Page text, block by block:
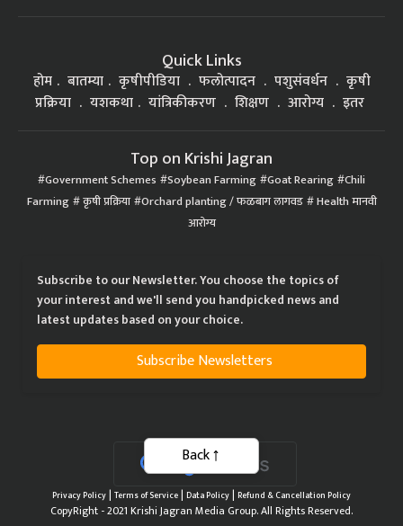
Quick Links
होम बातम्या कृषीपीडिया फलोत्पादन पशुसंवर्धन
कृषी
प्रक्रिया
यशकथा यांत्रिकीकरण शिक्षण आरोग्य इतर
Top on Krishi Jagran
Government Schemes Soybean Farming Goat Rearing Chili
Farming कृषी प्रक्रिया Orchard planting / फळबाग लागवड Health मानवी
आरोग्य
Subscribe to our Newsletter. You choose the topics of
your interest and we'll send you handpicked news and
latest updates based on your choice.
Subscribe Newsletters
Privacy Policy| Terms of Service| Data Policy| Refund & Cancellation Policy
CopyRight - 2021 Krishi Jagran Media Group. All Rights Reserved.
Back